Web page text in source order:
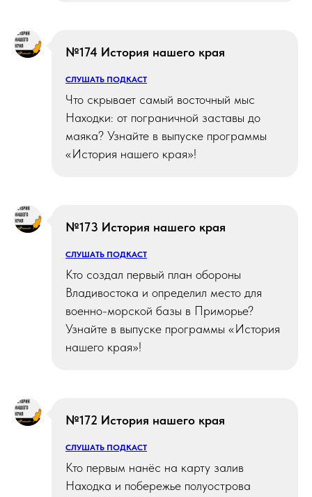
№174 История нашего края
СЛУШАТЬ ПОДКАСТ
Что скрывает самый восточный мыс
Находки: от пограничной заставы до
маяка? Узнайте в выпуске программы
«История нашего края»!
№173 История нашего края
СЛУШАТЬ ПОДКАСТ
Кто создал первый план обороны
Владивостока и определил место для
военно-морской базы в Приморье?
Узнайте в выпуске программы «История
нашего края»!
№172 История нашего края
СЛУШАТЬ ПОДКАСТ
Кто первым нанёс на карту залив
Находка и побережье полуострова